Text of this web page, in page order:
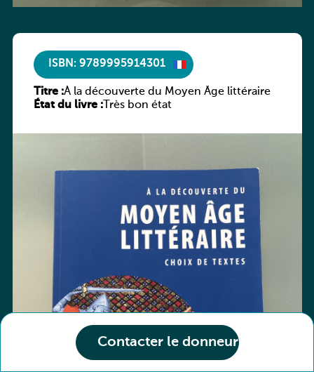
Contacter le donneur
ISBN: 9789995914301
Titre :À la découverte du Moyen Âge littéraire
État du livre :Très bon état